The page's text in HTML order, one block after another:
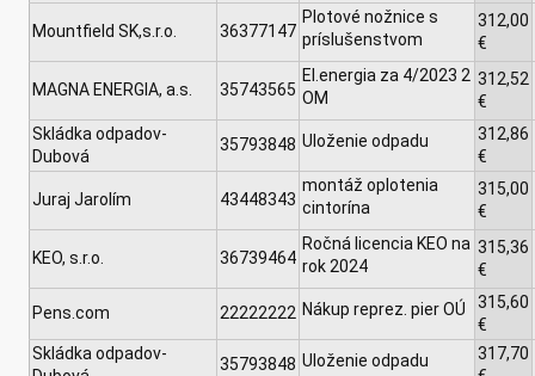
Mountfield SK,s.r.o. 36377147
Plotové nožnice s
príslušenstvom
312,00
€
MAGNA ENERGIA, a.s. 35743565
El.energia za 4/2023 2
OM
312,52
€
Skládka odpadov-
Dubová
35793848 Uloženie odpadu
312,86
€
Juraj Jarolím 43448343
montáž oplotenia
cintorína
315,00
€
KEO, s.r.o. 36739464
Ročná licencia KEO na
rok 2024
315,36
€
Pens.com 22222222 Nákup reprez. pier OÚ
315,60
€
Skládka odpadov-
35793848 Uloženie odpadu
317,70